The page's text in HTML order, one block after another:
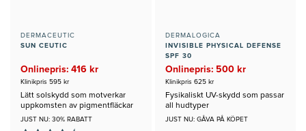
DERMACEUTIC
SUN CEUTIC
Onlinepris: 416 kr
Klinikpris 595 kr
Lätt solskydd som motverkar
uppkomsten av pigmentfläckar
JUST NU: 30% RABATT
DERMALOGICA
INVISIBLE PHYSICAL DEFENSE
SPF 30
Onlinepris: 500 kr
Klinikpris 625 kr
Fysikaliskt UV-skydd som passar
all hudtyper
JUST NU: GÅVA PÅ KÖPET